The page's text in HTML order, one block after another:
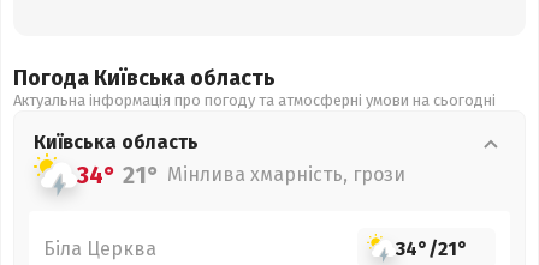
Погода Київська область
Актуальна інформація про погоду та атмосферні умови на сьогодні
Київська область
34° 21° Мінлива хмарність, грози
Біла Церква 34°/21°